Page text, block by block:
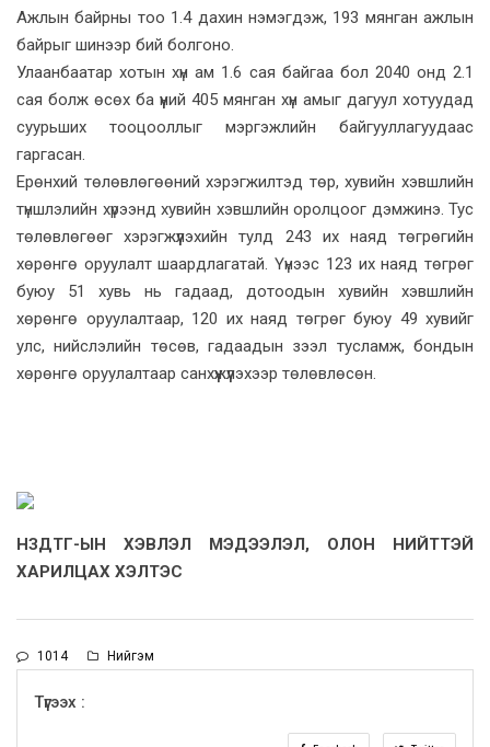
Ажлын байрны тоо 1.4 дахин нэмэгдэж, 193 мянган ажлын
байрыг шинээр бий болгоно.
Улаанбаатар хотын хүн ам 1.6 сая байгаа бол 2040 онд 2.1
сая болж өсөх ба үүний 405 мянган хүн амыг дагуул хотуудад
суурьших тооцооллыг мэргэжлийн байгууллагуудаас
гаргасан.
Ерөнхий төлөвлөгөөний хэрэгжилтэд төр, хувийн хэвшлийн
түншлэлийн хүрээнд хувийн хэвшлийн оролцоог дэмжинэ. Тус
төлөвлөгөөг хэрэгжүүлэхийн тулд 243 их наяд төгрөгийн
хөрөнгө оруулалт шаардлагатай. Үүнээс 123 их наяд төгрөг
буюу 51 хувь нь гадаад, дотоодын хувийн хэвшлийн
хөрөнгө оруулалтаар, 120 их наяд төгрөг буюу 49 хувийг
улс, нийслэлийн төсөв, гадаадын зээл тусламж, бондын
хөрөнгө оруулалтаар санхүүжүүлэхээр төлөвлөсөн.
НЗДТГ-ЫН ХЭВЛЭЛ МЭДЭЭЛЭЛ, ОЛОН НИЙТТЭЙ
ХАРИЛЦАХ ХЭЛТЭС
1014 Нийгэм
Түгээх :